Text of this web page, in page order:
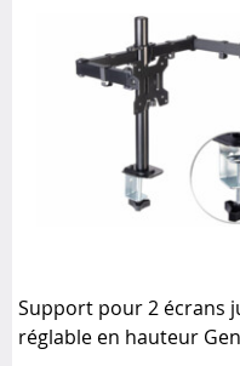
Support pour 2 écrans
réglable en hauteur